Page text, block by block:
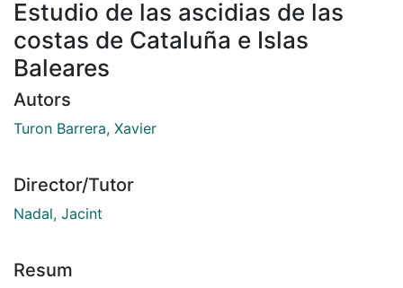
Estudio de las ascidias de las
costas de Cataluña e Islas
Baleares
Autors
Turon Barrera, Xavier
Director/Tutor
Nadal, Jacint
Resum